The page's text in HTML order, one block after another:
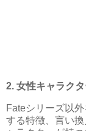
2. 女性キャラク
Fateシリーズ以
する特徴、言い